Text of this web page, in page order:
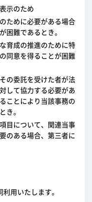
示のため
ために必要がある場合
困難であるとき。
育成の推進のために特
同意を得ることが困難
の委託を受けた者が法
して協力する必要があ
ことにより当該事務の
き。
目について、関連当事
のある場合、第三者に
用いたします。